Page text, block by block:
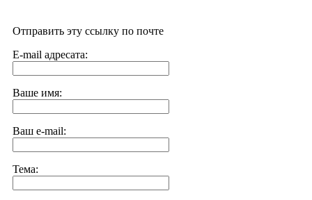
Отправить эту ссылку по почте
E-mail адресата:
Ваше имя:
Ваш e-mail:
Тема: